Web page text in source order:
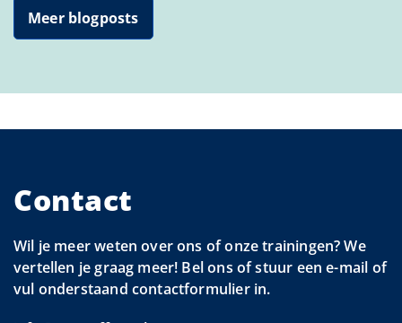
Meer blogposts
Contact
Wil je meer weten over ons of onze trainingen? We
vertellen je graag meer! Bel ons of stuur een e-mail of
vul onderstaand contactformulier in.